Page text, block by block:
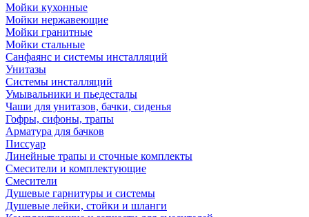
Мойки кухонные
Мойки нержавеющие
Мойки гранитные
Мойки стальные
Санфаянс и системы инсталляций
Унитазы
Системы инсталляций
Умывальники и пьедесталы
Чаши для унитазов, бачки, сиденья
Гофры, сифоны, трапы
Арматура для бачков
Писсуар
Линейные трапы и сточные комплекты
Смесители и комплектующие
Смесители
Душевые гарнитуры и системы
Душевые лейки, стойки и шланги